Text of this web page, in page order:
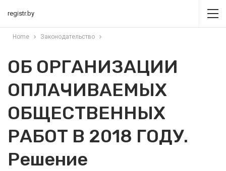
registr.by
Home Законодательство
ОБ ОРГАНИЗАЦИИ
ОПЛАЧИВАЕМЫХ
ОБЩЕСТВЕННЫХ
РАБОТ В 2018 ГОДУ.
Решение